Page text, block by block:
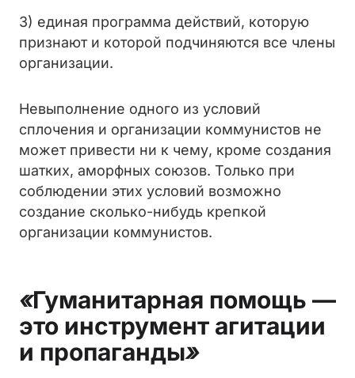
3) единая программа действий, которую
признают и которой подчиняются все члены
организации.
Невыполнение одного из условий
сплочения и организации коммунистов не
может привести ни к чему, кроме создания
шатких, аморфных союзов. Только при
соблюдении этих условий возможно
создание сколько-нибудь крепкой
организации коммунистов.
«Гуманитарная помощь —
это инструмент агитации
и пропаганды»